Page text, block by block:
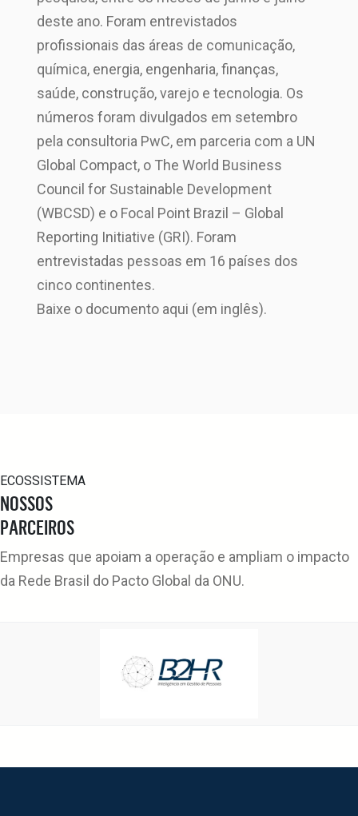
deste ano. Foram entrevistados
profissionais das áreas de comunicação,
química, energia, engenharia, finanças,
saúde, construção, varejo e tecnologia. Os
números foram divulgados em setembro
pela consultoria PwC, em parceria com a UN
Global Compact, o The World Business
Council for Sustainable Development
(WBCSD) e o Focal Point Brazil – Global
Reporting Initiative (GRI). Foram
entrevistadas pessoas em 16 países dos
cinco continentes.
Baixe o documento aqui (em inglês).
ECOSSISTEMA
NOSSOS
PARCEIROS
Empresas que apoiam a operação e ampliam o impacto
da Rede Brasil do Pacto Global da ONU.